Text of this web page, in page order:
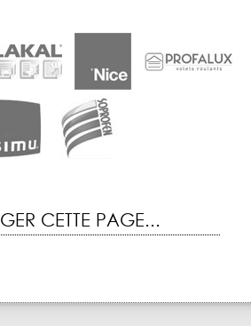
CETTE PAGE...